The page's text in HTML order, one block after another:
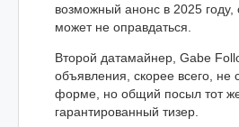
возможный анонс в 2025 году,
может не оправдаться.
Второй датамайнер, Gabe
объявления, скорее всего,
форме, но общий посыл тот
гарантированный тизер.